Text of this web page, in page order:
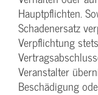
Hauptpflichten.
Schadenersatz
Verpflichtung
Veranstalter
Beschädigung